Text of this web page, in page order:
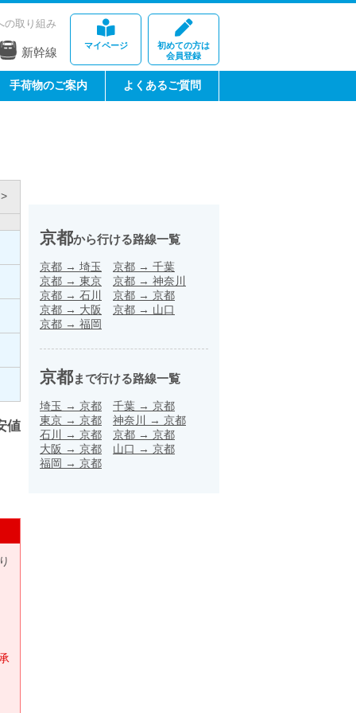
マイページ
初めての方は
会員登録
の取り組み
新幹線
手荷物のご案内 よくあるご質問
値
京都から行ける路線一覧
京都 → 埼玉 京都 → 千葉
京都 → 東京 京都 → 神奈川
京都 → 石川 京都 → 京都
京都 → 大阪 京都 → 山口
京都 → 福岡
京都まで行ける路線一覧
埼玉 → 京都 千葉 → 京都
東京 → 京都 神奈川 → 京都
石川
→ 京都 京都 → 京都
大阪 → 京都 山口 → 京都
福岡 → 京都